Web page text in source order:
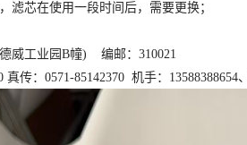
滤芯在使用一段时间后，需要更换；
威工业园B幢) 编邮：310021
真传：0571-85142370 机手：13588388654、